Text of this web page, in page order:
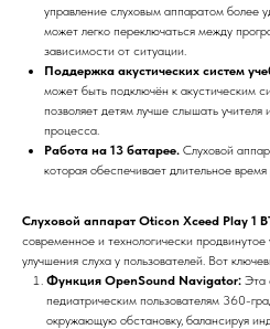
управление слуховым аппаратом более
может легко переключаться между
зависимости от ситуации.
Поддержка акустических систем
может быть подключён к акустическим
позволяет детям лучше слышать учителя
процесса.
Работа на 13 батарее. Слуховой
которая обеспечивает длительное
Слуховой аппарат Oticon Xceed Play 1
современное и технологически
улучшения слуха у пользователей. Вот
Функция OpenSound Navigator: Эта
педиатрическим пользователям 360-
окружающую обстановку, балансируя